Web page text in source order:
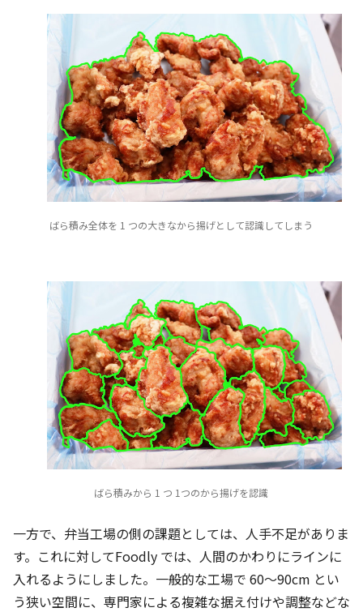
ばら積み全体を 1 つの大きなから揚げとして認識してしまう
ばら積みから 1 つ 1つのから揚げを認識
一方で、弁当工場の側の課題としては、人手不足がありま
す。これに対してFoodly では、人間のかわりにラインに
入れるようにしました。一般的な工場で 60〜90cm とい
う狭い空間に、専門家による複雑な据え付けや調整などな